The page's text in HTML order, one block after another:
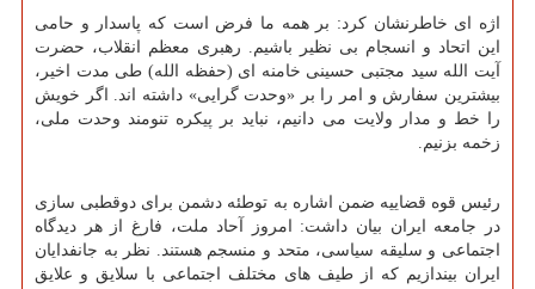
اژه ای خاطرنشان کرد: بر همه ما فرض است که پاسدار و حامی
این اتحاد و انسجام بی نظیر باشیم. رهبری معظم انقلاب، حضرت
آیت الله سید مجتبی حسینی خامنه ای (حفظه الله) طی مدت اخیر،
بیشترین سفارش و امر را بر «وحدت گرایی» داشته اند. اگر خویش
را خط و مدار ولایت می دانیم، نباید بر پیکره تنومند وحدت ملی،
زخمه بزنیم.
رئیس قوه قضاییه ضمن اشاره به توطئه دشمن برای دوقطبی سازی
در جامعه ایران بیان داشت: امروز آحاد ملت، فارغ از هر دیدگاه
اجتماعی و سلیقه سیاسی، متحد و منسجم هستند. نظر به جانفدایان
ایران بیندازیم که از طیف های مختلف اجتماعی با سلایق و علایق